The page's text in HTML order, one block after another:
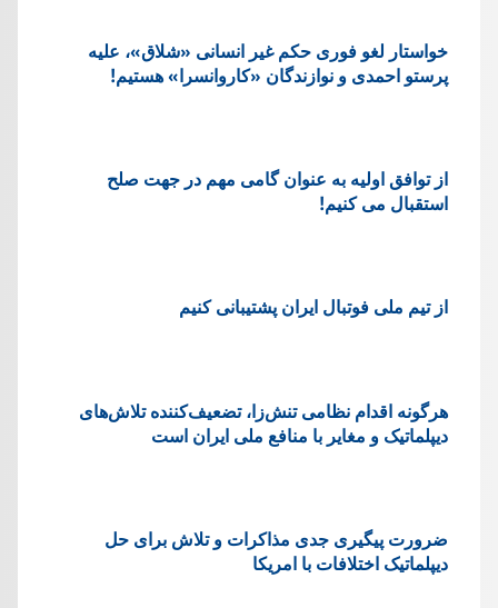
خواستار لغو فوری حکم غیر انسانی «شلاق»، علیه
پرستو احمدی و نوازندگان «کاروانسرا» هستیم!
از توافق اولیه به عنوان گامی مهم در جهت صلح
استقبال می کنیم!
از تیم ملی فوتبال ایران پشتیبانی کنیم
هرگونه اقدام نظامی تنش‌زا، تضعیف‌کننده تلاش‌های
دیپلماتیک و مغایر با منافع ملی ایران است
ضرورت پیگیری جدی مذاکرات و تلاش برای حل
دیپلماتیک اختلافات با امریکا